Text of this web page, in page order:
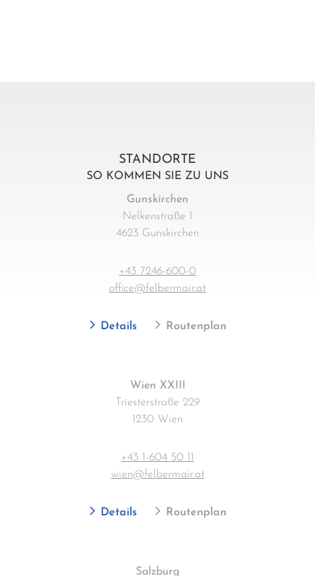
STANDORTE
SO KOMMEN SIE ZU UNS
Gunskirchen
Nelkenstraße 1
4623 Gunskirchen
+43 7246-600-0
office@felbermair.at
Details Routenplan
Wien XXIII
Triesterstraße 229
1230 Wien
+43 1-604 50 11
wien@felbermair.at
Details Routenplan
Salzburg